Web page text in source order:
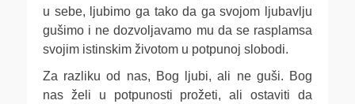
u sebe, ljubimo ga tako da ga svojom ljubavlju
gušimo i ne dozvoljavamo mu da se rasplamsa
svojim istinskim životom u potpunoj slobodi.
Za razliku od nas, Bog ljubi, ali ne guši. Bog
nas želi u potpunosti prožeti, ali ostaviti da